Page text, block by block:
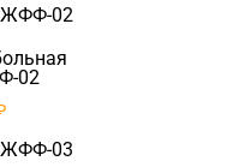
02